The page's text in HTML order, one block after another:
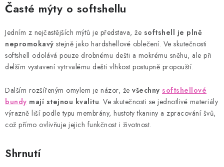
Časté mýty o softshellu
Jedním z nejčastějších mýtů je představa, že softshell je plně
nepromokavý stejně jako hardshellové oblečení. Ve skutečnosti
softshell odolává pouze drobnému dešti a mokrému sněhu, ale při
delším vystavení vytrvalému dešti vlhkost postupně propouští.
Dalším rozšířeným omylem je názor, že všechny softshellové
bundy mají stejnou kvalitu. Ve skutečnosti se jednotlivé materiály
výrazně liší podle typu membrány, hustoty tkaniny a zpracování švů,
což přímo ovlivňuje jejich funkčnost i životnost.
Shrnutí